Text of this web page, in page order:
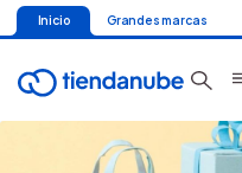
Inicio Grandes marcas